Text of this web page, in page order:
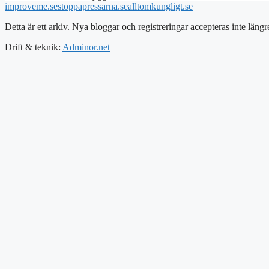
improveme.sestoppapressarna.sealltomkungligt.se
Detta är ett arkiv. Nya bloggar och registreringar accepteras inte
Drift & teknik: Adminor.net